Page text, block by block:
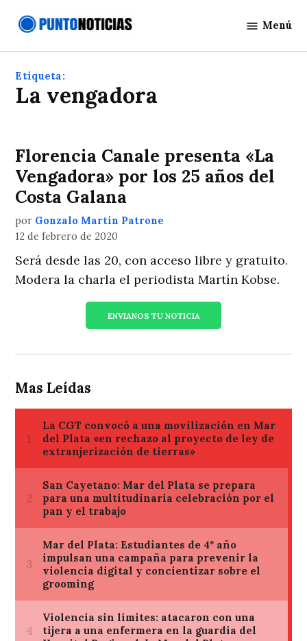
Noticias
Menú
Etiqueta:
La vengadora
Florencia Canale presenta «La
Vengadora» por los 25 años del
Costa Galana
por Gonzalo Martín Patrone
12 de febrero de 2020
Será desde las 20, con acceso libre y gratuito.
Modera la charla el periodista Martín Kobse.
ENVIANOS TU NOTICIA
Mas Leídas